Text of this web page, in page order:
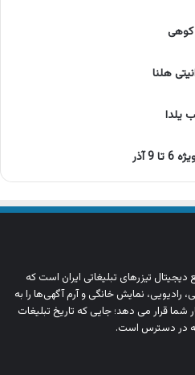
کوهی
هلنا
یلدا
آذر
تیزرهای تبلیغاتی ایران است که
رادیویی، نمایش خانگی و آرم‌ آگهی‌ها را به‌
قرار می‌ دهد؛ جایی که تاریخ تبلیغات
در دسترس است.